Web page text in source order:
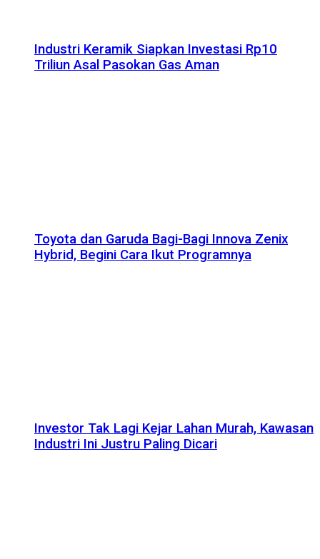
Industri Keramik Siapkan Investasi Rp10
Triliun Asal Pasokan Gas Aman
Toyota dan Garuda Bagi-Bagi Innova Zenix
Hybrid, Begini Cara Ikut Programnya
Investor Tak Lagi Kejar Lahan Murah, Kawasan
Industri Ini Justru Paling Dicari